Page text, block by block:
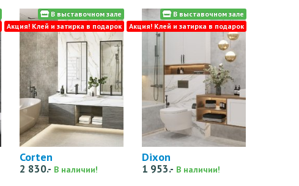
Corten
2 830.- В наличии!
В выставочном зале
Акция! Клей и затирка в подарок
Dixon
1 953.- В наличии!
В выставочном зале
Акция! Клей и затирка в подарок